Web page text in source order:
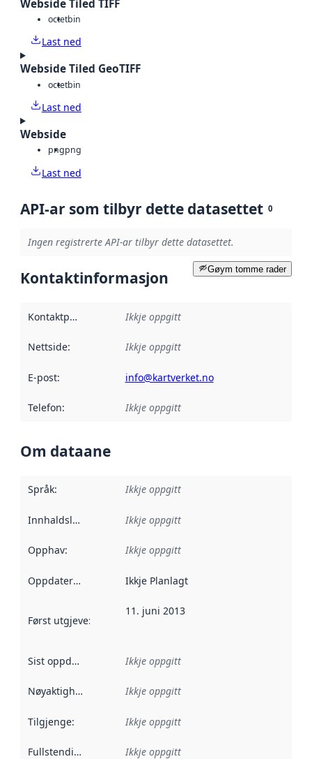
Webside Tiled TIFF
octetbin
Last ned
Webside Tiled GeoTIFF
octetbin
Last ned
Webside
pngpng
Last ned
API-ar som tilbyr dette datasettet 0
Ingen registrerte API-ar tilbyr dette datasettet.
Gøym tomme rader
Kontaktinformasjon
Kontaktpunkt Ikkje oppgitt
Nettside: Ikkje oppgitt
E-post: info@kartverket.no
Telefon: Ikkje oppgitt
Om dataane
Språk: Ikkje oppgitt
Innhaldsleverandørar :
Ikkje oppgitt
Opphav: Ikkje oppgitt
Oppdateringsfrekvens :
Ikkje Planlagt
Først utgjeve: Denne datoen seier når dataa i dette
11. juni 2013
Sist oppdatert Ikkje oppgitt
Nøyaktigheit Ikkje oppgitt
Tilgjenge: Ikkje oppgitt
Fullstendigheit Ikkje oppgitt